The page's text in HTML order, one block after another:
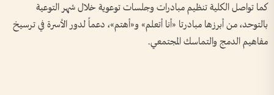
كما تواصل الكلية تنظيم مبادرات وجلسات توعوية خلال شهر التوعية
بالتوحد، من أبرزها مبادرتا «أنا أتعلم» و«أهتم»، دعماً لدور الأسرة في ترسيخ
مفاهيم الدمج والتماسك المجتمعي.